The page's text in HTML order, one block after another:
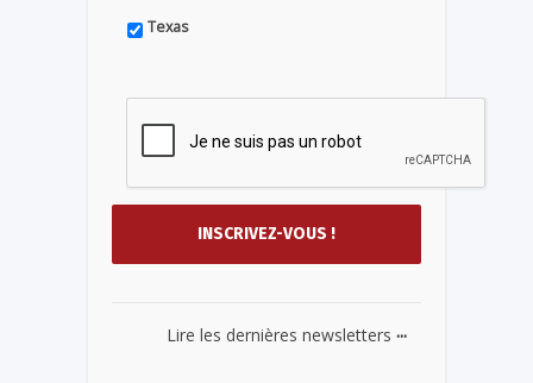
Texas
Lire les dernières newsletters ...